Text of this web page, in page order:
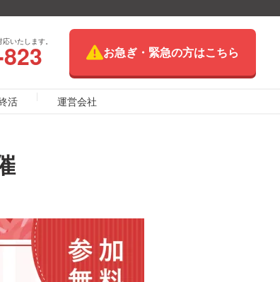
いたします。
お急ぎ・緊急の方はこちら
活 運営会社